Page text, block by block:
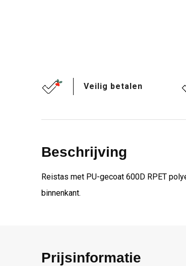
Veilig betalen
Beschrijving
Reistas met PU-gecoat 600D RPET
binnenkant.
Prijsinformatie